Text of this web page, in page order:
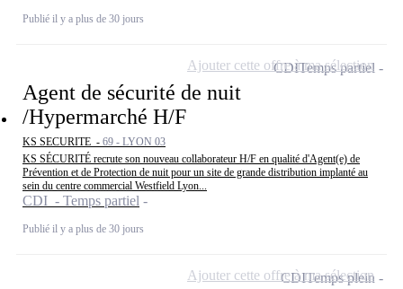
Publié il y a plus de 30 jours
Agent de sécurité de nuit
/Hypermarché H/F
KS SECURITE - 69 - LYON 03
KS SÉCURITÉ recrute son nouveau collaborateur H/F en qualité d'Agent(e) de
Prévention et de Protection de nuit pour un site de grande distribution implanté au
sein du centre commercial Westfield Lyon...
CDI - Temps partiel
Publié il y a plus de 30 jours
CDITemps partiel
Ajouter cette offre à ma sélection
CDITemps plein
Ajouter cette offre à ma sélection